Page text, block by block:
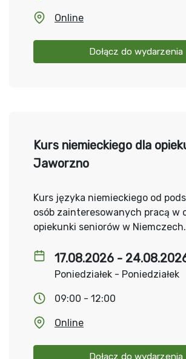
Online
Dołącz do wydarzenia
17.08.2026 -
Poniedziałek - Poniedziałek
09:00 - 12:00
Online
Dołącz do wydarzenia
Kurs niemieckiego dla
Jaworzno
Kurs języka niemieckiego od
osób zainteresowanych pracą w
opiekunki seniorów w Niemczech.